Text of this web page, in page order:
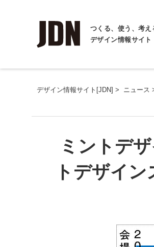
つくる、使う、考え
デザイン情報サイト
デザイン情報サイト[JDN] > ニュース
ミントデ
トデザイ